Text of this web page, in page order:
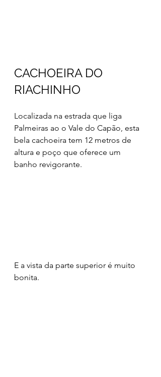
CACHOEIRA DO
RIACHINHO
Localizada na estrada que liga
Palmeiras ao o Vale do Capão, esta
bela cachoeira tem 12 metros de
altura e poço que oferece um
banho revigorante.
E a vista da parte superior é muito
bonita.